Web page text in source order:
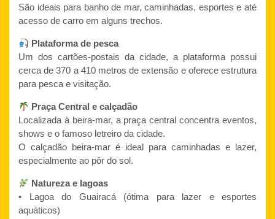
São ideais para banho de mar, caminhadas, esportes e até
acesso de carro em alguns trechos.
Plataforma de pesca
Um dos cartões-postais da cidade, a plataforma possui
cerca de 370 a 410 metros de extensão e oferece estrutura
para pesca e visitação.
Praça Central e calçadão
Localizada à beira-mar, a praça central concentra eventos,
shows e o famoso letreiro da cidade.
O calçadão beira-mar é ideal para caminhadas e lazer,
especialmente ao pôr do sol.
Natureza e lagoas
• Lagoa do Guairacá (ótima para lazer e esportes
aquáticos)